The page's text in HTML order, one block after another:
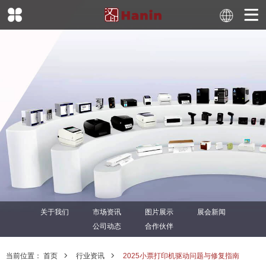
关于我们 市场资讯 图片展示
展会新闻
公司动态
合作伙伴
当前位置： 首页 行业资讯 2025小票打印机驱动问题与修复指南